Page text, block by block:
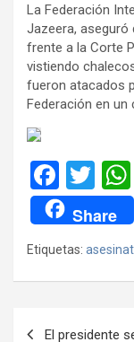
La Federación
Jazeera, aseguró
frente a la Corte
vistiendo
fueron atacados
Federación en un
F
a
ce
b
o
T
wi
tt
er
Share
Etiquetas:
El presidente